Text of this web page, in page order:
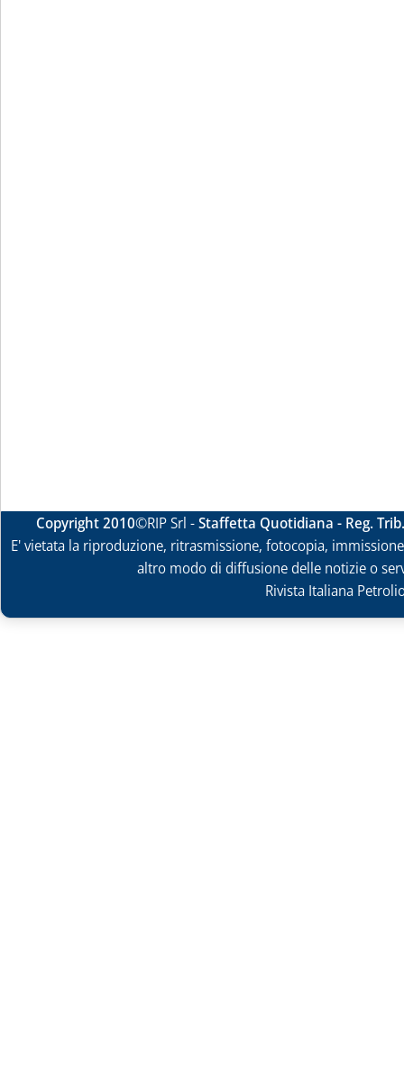
Copyright 2010©RIP Srl -Staffetta Quotidiana - Reg.
E' vietata la riproduzione, ritrasmissione, fotocopia,
altro modo di diffusione delle notizie o
Rivista Italiana